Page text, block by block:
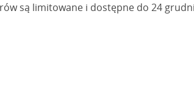
są limitowane i dostępne do 24